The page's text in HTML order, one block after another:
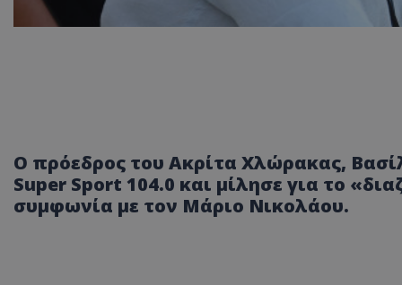
Ο πρόεδρος του Ακρίτα Χλώρακας,
Super Sport 104.0 και μίλησε για το
συμφωνία με τον Μάριο Νικολάου.